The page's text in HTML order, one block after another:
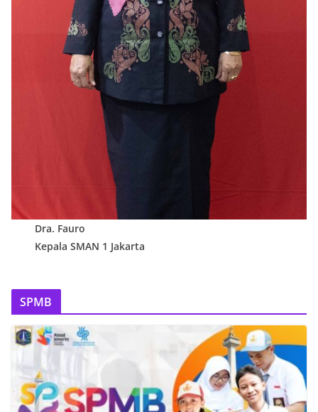
Dra. Fauro
Kepala SMAN 1 Jakarta
SPMB